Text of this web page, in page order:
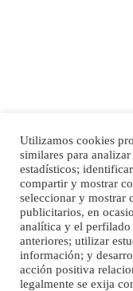
SHIBA PERDIDO AVDA
PERRO MACHO RAZA
MESA Y LOPEZ. ES MUY
Leales.org » Gran Canaria |
Inicio
Aviso Legal
Utilizamos cookies
similares para
estadísticos;
compartir y mostrar
seleccionar y mostrar
publicitarios, en
analítica y el
anteriores; utilizar
información; y
acción positiva
legalmente se exija